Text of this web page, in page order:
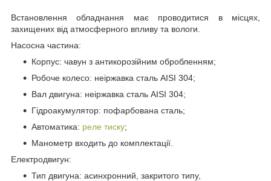
Встановлення обладнання має проводитися в місцях,
захищених від атмосферного впливу та вологи.
Насосна частина:
Корпус: чавун з антикорозійним обробленням;
Робоче колесо: неіржавка сталь AISI 304;
Вал двигуна: неіржавка сталь AISI 304;
Гідроакумулятор: пофарбована сталь;
Автоматика: реле тиску;
Манометр входить до комплектації.
Електродвигун:
Тип двигуна: асинхронний, закритого типу,